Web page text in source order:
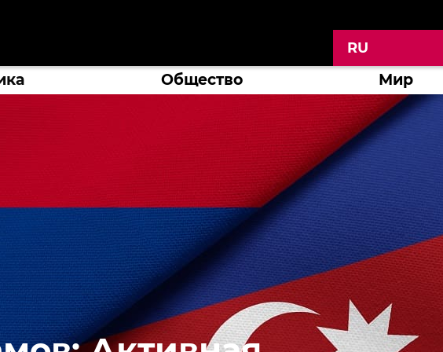
RU
Общество Мир